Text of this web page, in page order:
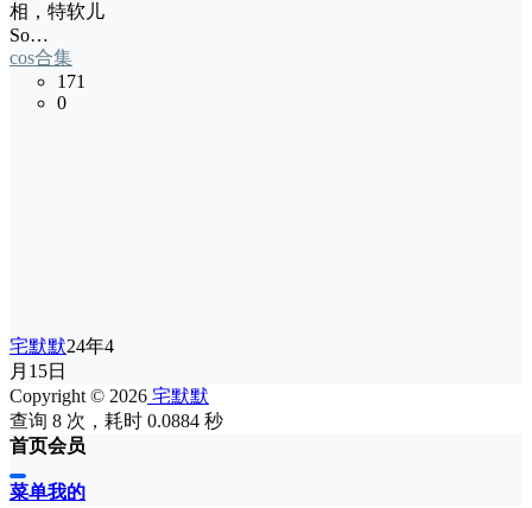
相，特软儿
So…
cos合集
171
0
宅默默24年4
月15日
Copyright © 2026 宅默默
查询 8 次，耗时 0.0884 秒
首页会员
菜单我的